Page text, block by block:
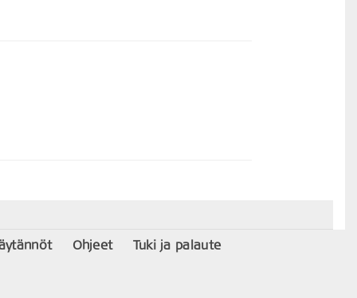
Ohjeet Tuki ja palaute